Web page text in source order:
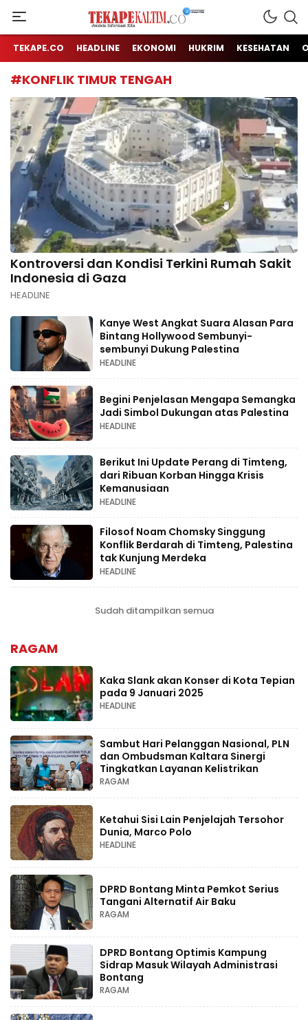
TEKAPE KALTIM
Jendela Informasi Kita
TEKAPE.CO HEADLINE EKONOMI HUKRIM KESEHATAN
#KONFLIK TIMUR TENGAH
Kontroversi dan Kondisi Terkini Rumah Sakit
Indonesia di Gaza
HEADLINE
Kanye West Angkat Suara Alasan Para
Bintang Hollywood Sembunyi-
sembunyi Dukung Palestina
HEADLINE
Begini Penjelasan Mengapa Semangka
Jadi Simbol Dukungan atas Palestina
HEADLINE
Berikut Ini Update Perang di Timteng,
dari Ribuan Korban Hingga Krisis
Kemanusiaan
HEADLINE
Filosof Noam Chomsky Singgung
Konflik Berdarah di Timteng, Palestina
tak Kunjung Merdeka
HEADLINE
Sudah ditampilkan semua
RAGAM
Kaka Slank akan Konser di Kota Tepian
pada 9 Januari 2025
HEADLINE
Sambut Hari Pelanggan Nasional, PLN
dan Ombudsman Kaltara Sinergi
Tingkatkan Layanan Kelistrikan
RAGAM
Ketahui Sisi Lain Penjelajah Tersohor
Dunia, Marco Polo
HEADLINE
DPRD Bontang Minta Pemkot Serius
Tangani Alternatif Air Baku
RAGAM
DPRD Bontang Optimis Kampung
Sidrap Masuk Wilayah Administrasi
Bontang
RAGAM